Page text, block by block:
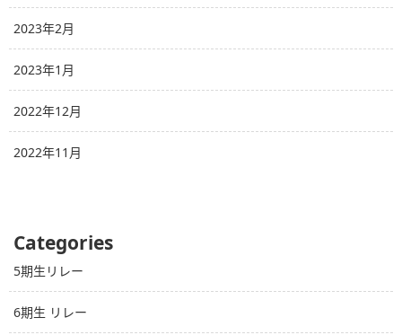
2023年2月
2023年1月
2022年12月
2022年11月
Categories
5期生リレー
6期生 リレー